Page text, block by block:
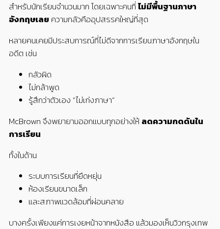
สำหรับนักเรียนจำนวนมาก โดยเฉพาะคนที่ ไม่มีพื้นฐานภาษา
อังกฤษเลย ความกลัวคืออุปสรรคใหญ่ที่สุด
หลายคนเคยมีประสบการณ์ที่ไม่ดีจากการเรียนภาษาอังกฤษใน
อดีต เช่น
กลัวผิด
ไม่กล้าพูด
รู้สึกว่าตัวเอง “ไม่เก่งภาษา”
McBrown จึงพยายามออกแบบทุกอย่างให้ ลดความกดดันใน
การเรียน
ทั้งในด้าน
ระบบการเรียนที่ยืดหยุ่น
ห้องเรียนขนาดเล็ก
และสภาพแวดล้อมที่ผ่อนคลาย
บางครั้งเพียงแค่การเงยหน้าจากหนังสือ แล้วมองเห็นวิวกรุงเทพ